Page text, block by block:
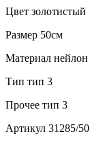
Цвет золотистый
Размер 50см
Материал нейлон
Тип тип 3
Прочее тип 3
Артикул 31285/50